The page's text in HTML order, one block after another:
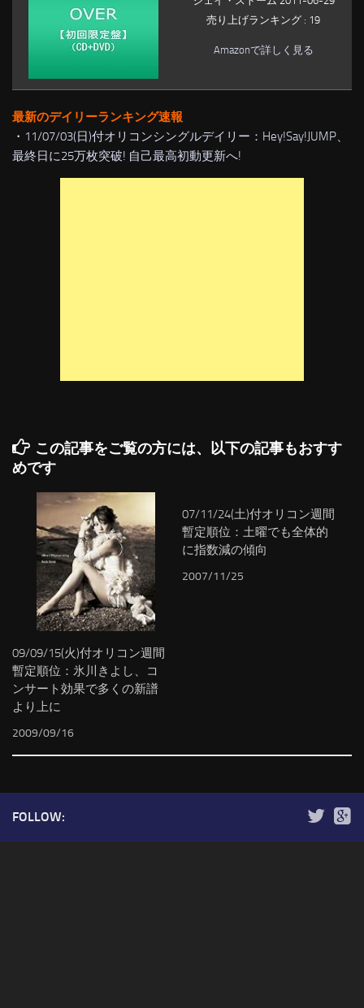
売り上げランキング : 19
Amazonで詳しく見る
最新のデイリーランキング速報
・ 11/07/03(日)付オリコンシングルデイリー：Hey!Say!JUMP、
最終日に25万枚突破! 自己最高初動更新へ!
この記事をご覧の方には、以下の記事もおすす
めです
09/09/15(火)付オリコン週間
暫定順位：氷川きよし、コ
ンサート効果で多くの新譜
より上に
2009/09/16
07/11/24(土)付オリコン週間
暫定順位：土曜でも全体的
に指数減の傾向
2007/11/25
FOLLOW: